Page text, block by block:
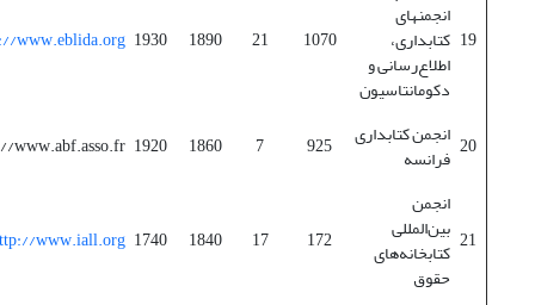
19
انجمنهای
کتابداری،
اطلاع‌رسانی و
دکومانتاسیون
1070
21
1890
1930
www.eblida.org/
20 انجمن کتابداری
فرانسه 925
7
1860
1920
www.abf.asso.fr/
21
انجمن
بین‌المللی
کتابخانه‌های
حقوق
172
17
1840
1740
www.iall.org/